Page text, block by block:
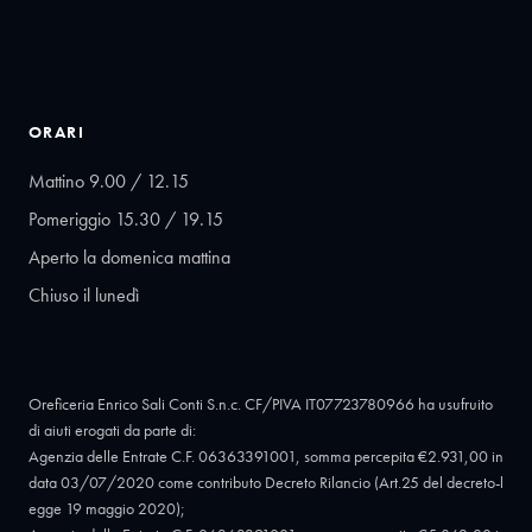
ORARI
Mattino 9.00 / 12.15
Pomeriggio 15.30 / 19.15
Aperto la domenica mattina
Chiuso il lunedì
Oreficeria Enrico Sali Conti S.n.c. CF/PIVA IT07723780966 ha usufruito
di aiuti erogati da parte di:
Agenzia delle Entrate C.F. 06363391001, somma percepita €2.931,00 in
data 03/07/2020 come contributo Decreto Rilancio (Art.25 del decreto-l
egge 19 maggio 2020);